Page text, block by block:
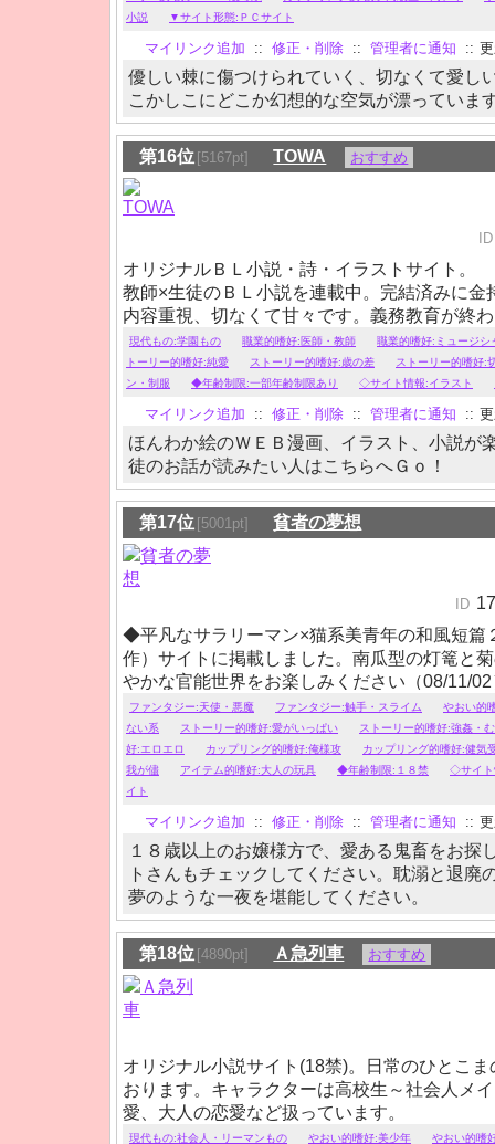
小説
▼サイト形態:ＰＣサイト
マイリンク追加 :: 修正・削除 :: 管理者に通知 ::
優しい棘に傷つけられていく、切なくて愛し
こかしこにどこか幻想的な空気が漂っていま
第16位 [5167pt] TOWA おすすめ
ID
オリジナルＢＬ小説・詩・イラストサイト。
教師×生徒のＢＬ小説を連載中。完結済みに金
内容重視、切なくて甘々です。義務教育が終
ぞ。
現代もの:学園もの 職業的嗜好:医師・教師
職業的嗜好:ミュージシ
トーリー的嗜好:純愛
ストーリー的嗜好:歳の差
ストーリー的嗜好:
ン・制服
◆年齢制限:一部年齢制限あり ◇サイト情報:イラスト
マイリンク追加 :: 修正・削除 :: 管理者に通知 ::
ほんわか絵のＷＥＢ漫画、イラスト、小説が
徒のお話が読みたい人はこちらへＧｏ！
第17位 [5001pt] 貧者の夢想
ID
◆平凡なサラリーマン×猫系美青年の和風短篇
作）サイトに掲載しました。南瓜型の灯篭と
やかな官能世界をお楽しみください（08/11/
◆悪魔やアリスをモチーフにした短～中編小
加中。
耽美世界で、ちょっと鬼畜なエロスと甘々な
いませ。※18歳未満の方・高校生の方は、申
覧禁止です。
ファンタジー:天使・悪魔 ファンタジー:触手・スライム
やおい的
ない系
ストーリー的嗜好:愛がいっぱい
ストーリー的嗜好:強姦・
好:エロエロ
カップリング的嗜好:俺様攻
カップリング的嗜好:健気
我が儘
アイテム的嗜好:大人の玩具 ◆年齢制限:１８禁
◇サイト
イト
マイリンク追加 :: 修正・削除 :: 管理者に通知 ::
１８歳以上のお嬢様方で、愛ある鬼畜をお探
トさんもチェックしてください。耽溺と退廃
夢のような一夜を堪能してください。
第18位 [4890pt] Ａ急列車 おすすめ
オリジナル小説サイト(18禁)。日常のひとこ
おります。キャラクターは高校生～社会人メ
愛、大人の恋愛など扱っています。
現代もの:社会人・リーマンもの やおい的嗜好:美少年 やおい的嗜